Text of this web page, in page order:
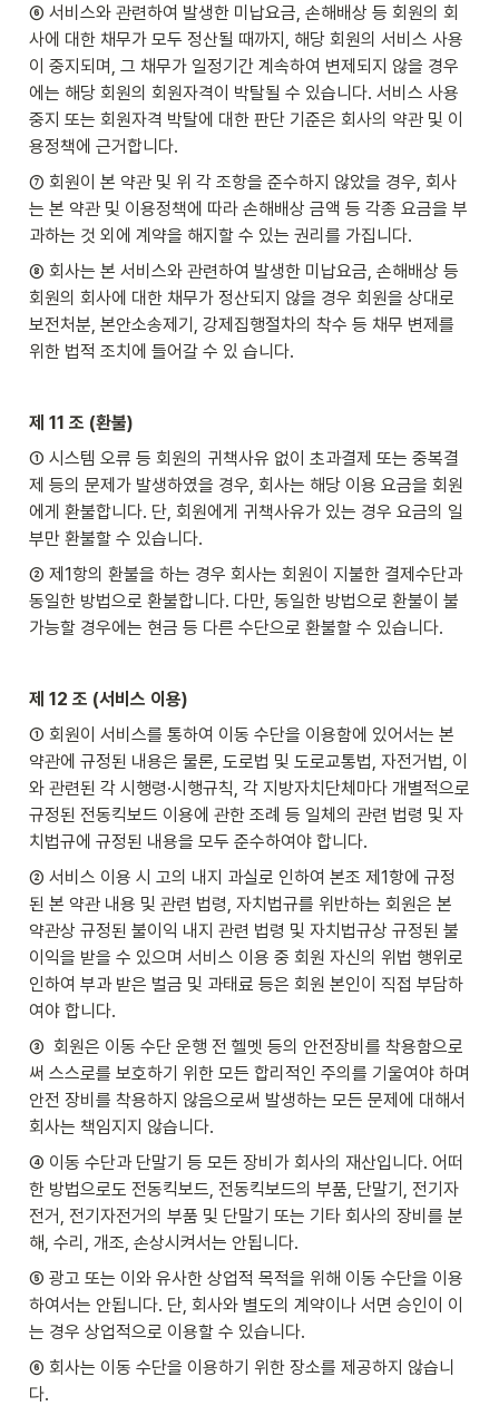
⑥ 서비스와 관련하여 발생한 미납요금, 손해배상 등 회원의 회
사에 대한 채무가 모두 정산될 때까지, 해당 회원의 서비스 사용
이 중지되며, 그 채무가 일정기간 계속하여 변제되지 않을 경우
에는 해당 회원의 회원자격이 박탈될 수 있습니다. 서비스 사용
중지 또는 회원자격 박탈에 대한 판단 기준은 회사의 약관 및 이
용정책에 근거합니다.
⑦ 회원이 본 약관 및 위 각 조항을 준수하지 않았을 경우, 회사
는 본 약관 및 이용정책에 따라 손해배상 금액 등 각종 요금을 부
과하는 것 외에 계약을 해지할 수 있는 권리를 가집니다.
⑧ 회사는 본 서비스와 관련하여 발생한 미납요금, 손해배상 등
회원의 회사에 대한 채무가 정산되지 않을 경우 회원을 상대로
보전처분, 본안소송제기, 강제집행절차의 착수 등 채무 변제를
위한 법적 조치에 들어갈 수 있 습니다.
제 11 조 (환불)
① 시스템 오류 등 회원의 귀책사유 없이 초과결제 또는 중복결
제 등의 문제가 발생하였을 경우, 회사는 해당 이용 요금을 회원
에게 환불합니다. 단, 회원에게 귀책사유가 있는 경우 요금의 일
부만 환불할 수 있습니다.
② 제1항의 환불을 하는 경우 회사는 회원이 지불한 결제수단과
동일한 방법으로 환불합니다. 다만, 동일한 방법으로 환불이 불
가능할 경우에는 현금 등 다른 수단으로 환불할 수 있습니다.
제 12 조 (서비스 이용)
① 회원이 서비스를 통하여 이동 수단을 이용함에 있어서는 본
약관에 규정된 내용은 물론, 도로법 및 도로교통법, 자전거법, 이
와 관련된 각 시행령·시행규칙, 각 지방자치단체마다 개별적으로
규정된 전동킥보드 이용에 관한 조례 등 일체의 관련 법령 및 자
치법규에 규정된 내용을 모두 준수하여야 합니다.
② 서비스 이용 시 고의 내지 과실로 인하여 본조 제1항에 규정
된 본 약관 내용 및 관련 법령, 자치법규를 위반하는 회원은 본
약관상 규정된 불이익 내지 관련 법령 및 자치법규상 규정된 불
이익을 받을 수 있으며 서비스 이용 중 회원 자신의 위법 행위로
인하여 부과 받은 벌금 및 과태료 등은 회원 본인이 직접 부담하
여야 합니다.
③  회원은 이동 수단 운행 전 헬멧 등의 안전장비를 착용함으로
써 스스로를 보호하기 위한 모든 합리적인 주의를 기울여야 하며
안전 장비를 착용하지 않음으로써 발생하는 모든 문제에 대해서
회사는 책임지지 않습니다.
④ 이동 수단과 단말기 등 모든 장비가 회사의 재산입니다. 어떠
한 방법으로도 전동킥보드, 전동킥보드의 부품, 단말기, 전기자
전거, 전기자전거의 부품 및 단말기 또는 기타 회사의 장비를 분
해, 수리, 개조, 손상시켜서는 안됩니다.
⑤ 광고 또는 이와 유사한 상업적 목적을 위해 이동 수단을 이용
하여서는 안됩니다. 단, 회사와 별도의 계약이나 서면 승인이 이
는 경우 상업적으로 이용할 수 있습니다.
⑥ 회사는 이동 수단을 이용하기 위한 장소를 제공하지 않습니
다.